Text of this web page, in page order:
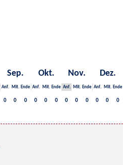
Sep. Okt. Nov. Dez.
Anf. Mit. Ende Anf. Mit. Ende Anf. Mit. Ende Anf. Mit. Ende
0 0 0 0 0 0 0 0 0 0 0 0